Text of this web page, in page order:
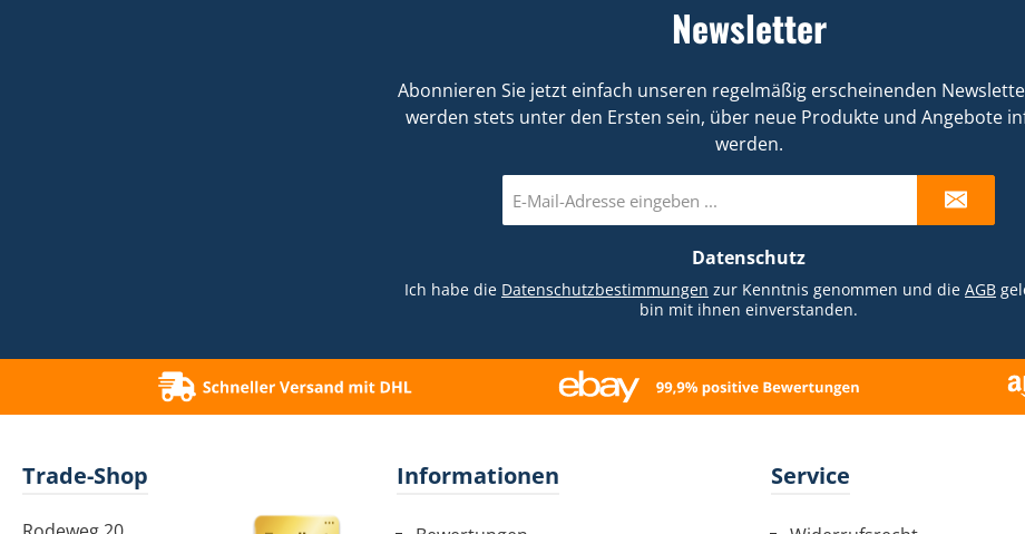
Newsletter
Abonnieren Sie jetzt einfach unseren regelmäßig erscheinenden
werden stets unter den Ersten sein, über neue Produkte und Angebote
werden.
Mail-
Datenschutz
Ich habe die Datenschutzbestimmungen zur Kenntnis genommen und die AGB
bin mit ihnen einverstanden.
Trade-Shop Informationen Service